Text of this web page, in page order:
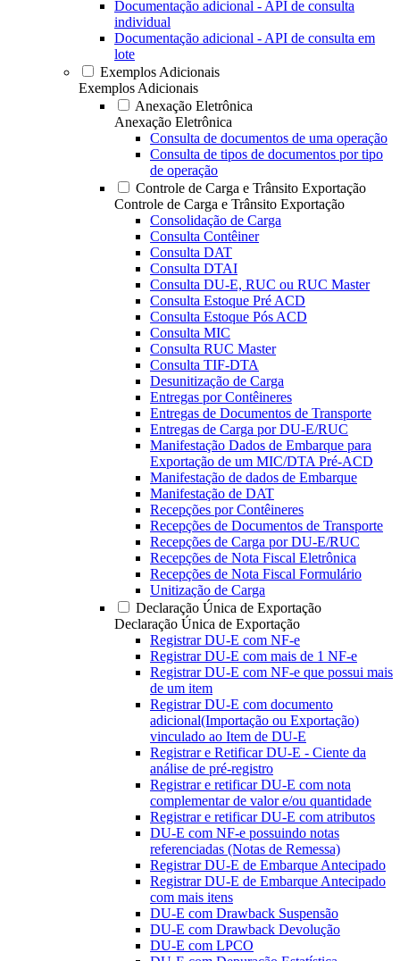
Documentação adicional - API de consulta
individual
Documentação adicional - API de consulta em
lote
Exemplos Adicionais
Exemplos Adicionais
Anexação Eletrônica
Anexação Eletrônica
Consulta de documentos de uma operação
Consulta de tipos de documentos por tipo
de operação
Controle de Carga e Trânsito Exportação
Controle de Carga e Trânsito Exportação
Consolidação de Carga
Consulta Contêiner
Consulta DAT
Consulta DTAI
Consulta DU-E, RUC ou RUC Master
Consulta Estoque Pré ACD
Consulta Estoque Pós ACD
Consulta MIC
Consulta RUC Master
Consulta TIF-DTA
Desunitização de Carga
Entregas por Contêineres
Entregas de Documentos de Transporte
Entregas de Carga por DU-E/RUC
Manifestação Dados de Embarque para
Exportação de um MIC/DTA Pré-ACD
Manifestação de dados de Embarque
Manifestação de DAT
Recepções por Contêineres
Recepções de Documentos de Transporte
Recepções de Carga por DU-E/RUC
Recepções de Nota Fiscal Eletrônica
Recepções de Nota Fiscal Formulário
Unitização de Carga
Declaração Única de Exportação
Declaração Única de Exportação
Registrar DU-E com NF-e
Registrar DU-E com mais de 1 NF-e
Registrar DU-E com NF-e que possui mais
de um item
Registrar DU-E com documento
adicional(Importação ou Exportação)
vinculado ao Item de DU-E
Registrar e Retificar DU-E - Ciente da
análise de pré-registro
Registrar e retificar DU-E com nota
complementar de valor e/ou quantidade
Registrar e retificar DU-E com atributos
DU-E com NF-e possuindo notas
referenciadas (Notas de Remessa)
Registrar DU-E de Embarque Antecipado
Registrar DU-E de Embarque Antecipado
com mais itens
DU-E com Drawback Suspensão
DU-E com Drawback Devolução
DU-E com LPCO